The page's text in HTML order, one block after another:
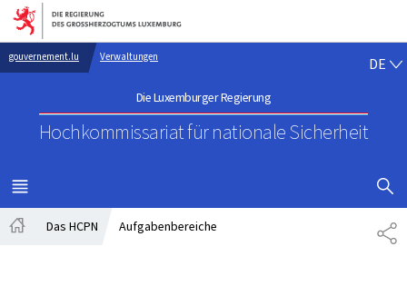
Zur Hauptnavigation
Zum Inhalt
gouvernement.lu Verwaltungen
Die Luxemburger Regierung
Hochkommissariat für nationale Sicherheit
DE
MENÜ
HAUPT-
Das HCPN Aufgabenbereiche